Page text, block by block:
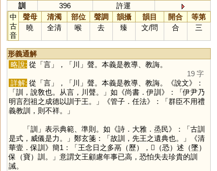
訓
396
許運
中
古
音
聲母 清濁 部位 聲調 韻攝 韻目 開合
等第
曉
全清 喉 去 臻 文/問 合 三
形義通解
略說: 從「言」，「川
」聲。本義是教導、教誨。
19 字
詳解: 從「言」，「川
」聲。本義是教導、教誨。《說文》：
「訓，說敎也。从言，川聲。」如《尚書．伊訓》：「伊尹乃
明言烈祖之成德以訓于王。」《管子．任法》：「群臣不用禮
義教訓，則不祥。」
「訓 」表示典範、準則。如《詩．大雅．烝民》：「古訓
是式，威儀是力。」鄭玄箋：「故訓，先王之遺典也。」《清
華壹．保訓》簡1：「王念日之多鬲（歷），𢖶（恐）述（墜）
保（寶）訓。」意謂文王顧慮年事已高，恐怕失去珍貴的訓
誡。